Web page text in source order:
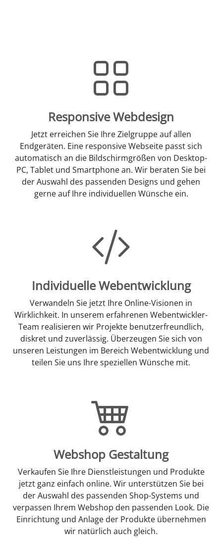
Responsive Webdesign
Jetzt erreichen Sie Ihre Zielgruppe auf allen
Endgeräten. Eine responsive Webseite passt sich
automatisch an die Bildschirmgrößen von Desktop-
PC, Tablet und Smartphone an. Wir beraten Sie bei
der Auswahl des passenden Designs und gehen
gerne auf Ihre individuellen Wünsche ein.
Individuelle Webentwicklung
Verwandeln Sie jetzt Ihre Online-Visionen in
Wirklichkeit. In unserem erfahrenen Webentwickler-
Team realisieren wir Projekte benutzerfreundlich,
diskret und zuverlässig. Überzeugen Sie sich von
unseren Leistungen im Bereich Webentwicklung und
teilen Sie uns Ihre speziellen Wünsche mit.
Webshop Gestaltung
Verkaufen Sie Ihre Dienstleistungen und Produkte
jetzt ganz einfach online. Wir unterstützen Sie bei
der Auswahl des passenden Shop-Systems und
verpassen Ihrem Webshop den passenden Look. Die
Einrichtung und Anlage der Produkte übernehmen
wir natürlich auch gleich.